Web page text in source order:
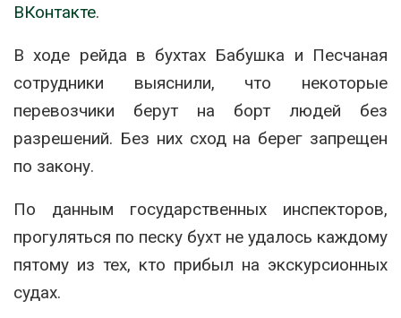
ВКонтакте.
В ходе рейда в бухтах Бабушка и Песчаная
сотрудники выяснили, что некоторые
перевозчики берут на борт людей без
разрешений. Без них сход на берег запрещен
по закону.
По данным государственных инспекторов,
прогуляться по песку бухт не удалось каждому
пятому из тех, кто прибыл на экскурсионных
судах.